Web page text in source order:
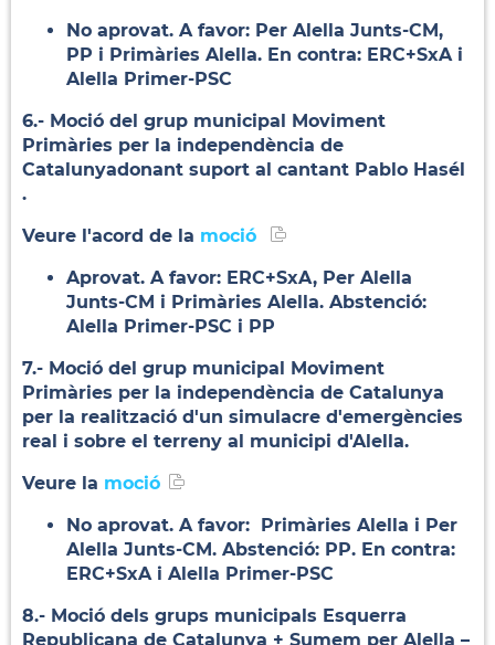
No aprovat. A favor: Per Alella Junts-CM,
PP i Primàries Alella. En contra: ERC+SxA i
Alella Primer-PSC
6.- Moció del grup municipal Moviment
Primàries per la independència de
Catalunyadonant suport al cantant Pablo Hasél
.
Veure l'acord de la moció
Aprovat. A favor: ERC+SxA, Per Alella
Junts-CM i Primàries Alella. Abstenció:
Alella Primer-PSC i PP
7.- Moció del grup municipal Moviment
Primàries per la independència de Catalunya
per la realització d'un simulacre d'emergències
real i sobre el terreny al municipi d'Alella.
Veure la moció
No aprovat. A favor: Primàries Alella i Per
Alella Junts-CM. Abstenció: PP. En contra:
ERC+SxA i Alella Primer-PSC
8.- Moció dels grups municipals Esquerra
Republicana de Catalunya + Sumem per Alella –